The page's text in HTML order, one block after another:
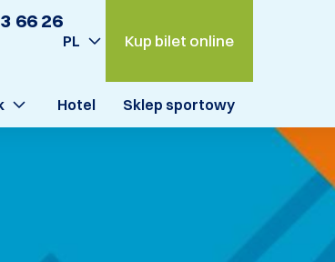
Hotel Sklep sportowy
66 26
PL Kup bilet online